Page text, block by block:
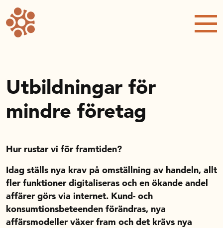
Forskning och utveckling
Kompetens och omställning
Handelns ekonomiska råd
Kalender
Handelsrådet Play
Om oss
Handelsfakta.se
Utbildningar för
mindre företag
Hur rustar vi för framtiden?
Idag ställs nya krav på omställning av handeln, allt
fler funktioner digitaliseras och en ökande andel
affärer görs via internet. Kund- och
konsumtionsbeteenden förändras, nya
affärsmodeller växer fram och det krävs nya